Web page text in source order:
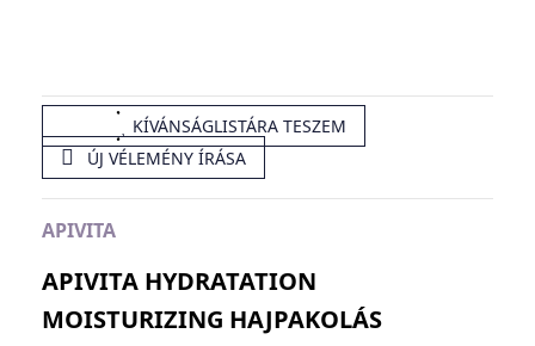
KÍVÁNSÁGLISTÁRA TESZEM
 ÚJ VÉLEMÉNY ÍRÁSA
APIVITA
APIVITA HYDRATATION
MOISTURIZING HAJPAKOLÁS